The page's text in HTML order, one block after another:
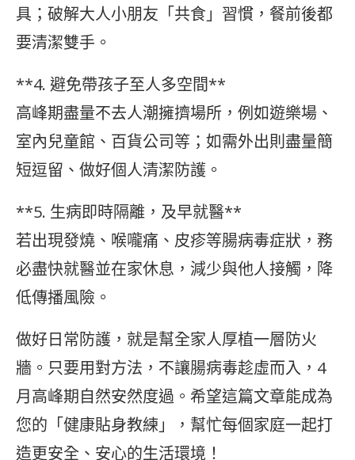
具；破解大人小朋友「共食」習慣，餐前後都
要清潔雙手。
**4. 避免帶孩子至人多空間**
高峰期盡量不去人潮擁擠場所，例如遊樂場、
室內兒童館、百貨公司等；如需外出則盡量簡
短逗留、做好個人清潔防護。
**5. 生病即時隔離，及早就醫**
若出現發燒、喉嚨痛、皮疹等腸病毒症狀，務
必盡快就醫並在家休息，減少與他人接觸，降
低傳播風險。
做好日常防護，就是幫全家人厚植一層防火
牆。只要用對方法，不讓腸病毒趁虛而入，4
月高峰期自然安然度過。希望這篇文章能成為
您的「健康貼身教練」，幫忙每個家庭一起打
造更安全、安心的生活環境！